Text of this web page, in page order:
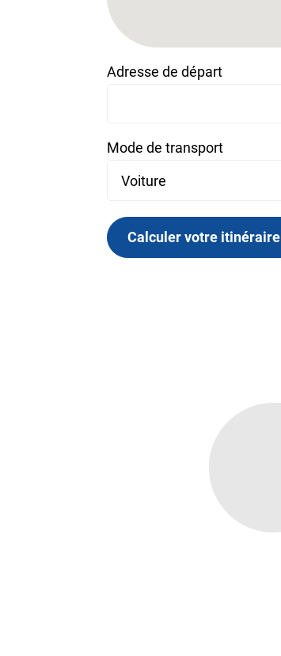
Adresse de départ
Mode de transport
Calculer votre itinéraire